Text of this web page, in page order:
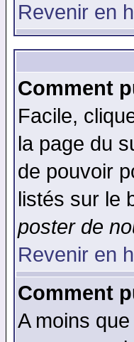
Revenir en
Comment
Facile,
la page du
de pouvoir
listés sur le
poster de
Revenir en
Comment
A moins